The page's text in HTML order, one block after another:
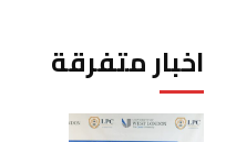
اخبار متفرقة